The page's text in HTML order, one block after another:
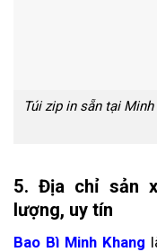
Túi zip in sẵn tại
5. Địa chỉ sản
lượng, uy tín
Bao Bì Minh Khang